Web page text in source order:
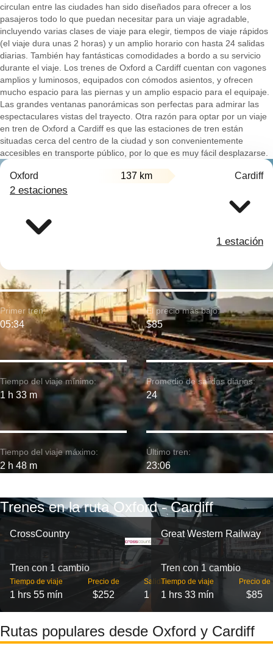
circulan entre las ciudades han sido diseñados para ofrecer a los
pasajeros todo lo que puedan necesitar para un viaje agradable,
incluyendo varias clases de viaje para elegir, tiempos de viaje rápidos
(el viaje dura unas 2 horas) y un amplio horario con hasta 24 salidas
diarias. También hay fantásticas comodidades a bordo a su servicio
durante el viaje. Los trenes de Oxford a Cardiff cuentan con vagones
amplios y luminosos, equipados con cómodos asientos, y ofrecen
mucho espacio para las piernas y un amplio espacio para el equipaje.
Las grandes ventanas panorámicas son perfectas para admirar las
espectaculares vistas del trayecto. Otra razón para optar por un viaje
en tren de Oxford a Cardiff es que las estaciones de tren están
situadas cerca del centro de la ciudad y son convenientemente
accesibles en transporte público, por lo que es muy fácil desplazarse.
Oxford 137 km Cardiff
2 estaciones
1 estación
Tiempo del viaje mínimo:
1 h 33 m
Primer tren:
05:34
Tiempo del viaje máximo:
2 h 48 m
El precio más bajo:
$85
Promedio de salidas diarias:
24
Último tren:
23:06
Trenes en la ruta Oxford - Cardiff
CrossCountry
Tren con 1 cambio
Tiempo de viaje
1 hrs 55 mín
Precio de
$252
Salidas
1
Great Western Railway
Tren con 1 cambio
Tiempo de viaje
1 hrs 33 mín
Precio de
$85
Rutas populares desde Oxford y Cardiff